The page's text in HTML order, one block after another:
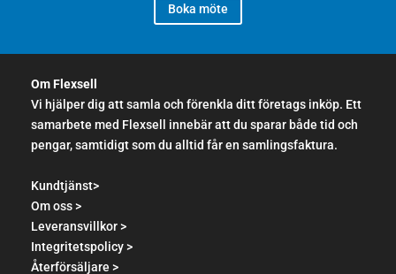
Boka möte
Om Flexsell
Vi hjälper dig att samla och förenkla ditt företags inköp. Ett
samarbete med Flexsell innebär att du sparar både tid och
pengar, samtidigt som du alltid får en samlingsfaktura.
Kundtjänst>
Om oss >
Leveransvillkor >
Integritetspolicy >
Återförsäljare >